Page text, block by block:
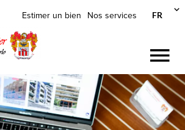
Estimer un bien Nos services FR